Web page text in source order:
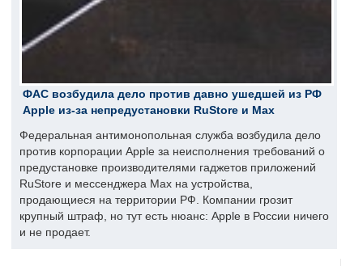
ФАС возбудила дело против давно ушедшей из РФ
Apple из-за непредустановки RuStore и Max
Федеральная антимонопольная служба возбудила дело
против корпорации Apple за неисполнения требований о
предустановке производителями гаджетов приложений
RuStore и мессенджера Max на устройства,
продающиеся на территории РФ. Компании грозит
крупный штраф, но тут есть нюанс: Apple в России ничего
и не продает.